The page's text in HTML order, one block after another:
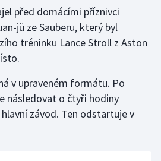
před domácími příznivci
jü ze Sauberu, který byl
tréninku Lance Stroll z Aston
v upraveném formátu. Po
následovat o čtyři hodiny
závod. Ten odstartuje v